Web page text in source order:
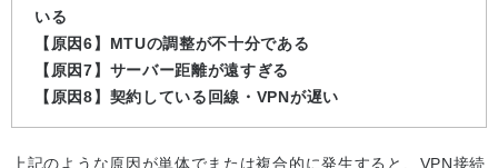
いる
【原因6】MTUの調整が不十分である
【原因7】サーバー距離が遠すぎる
【原因8】契約している回線・VPNが遅い
上記のような原因が単体でまたは複合的に発生すると、VPN接続